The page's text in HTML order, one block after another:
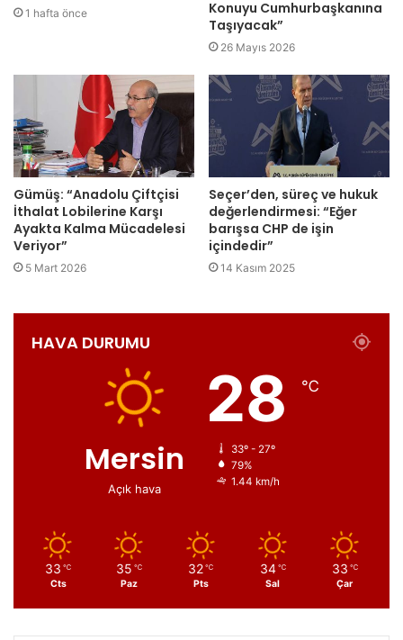
1 hafta önce
Konuyu Cumhurbaşkanına
Taşıyacak”
26 Mayıs 2026
Gümüş: “Anadolu Çiftçisi
İthalat Lobilerine Karşı
Ayakta Kalma Mücadelesi
Veriyor”
5 Mart 2026
Seçer’den, süreç ve hukuk
değerlendirmesi: “Eğer
barışsa CHP de işin
içindedir”
14 Kasım 2025
HAVA DURUMU
Mersin
Açık hava
28 ℃
33º - 27º
79%
1.44 km/h
33 ℃
Cts
35 ℃
Paz
32 ℃
Pts
34 ℃
Sal
33 ℃
Çar